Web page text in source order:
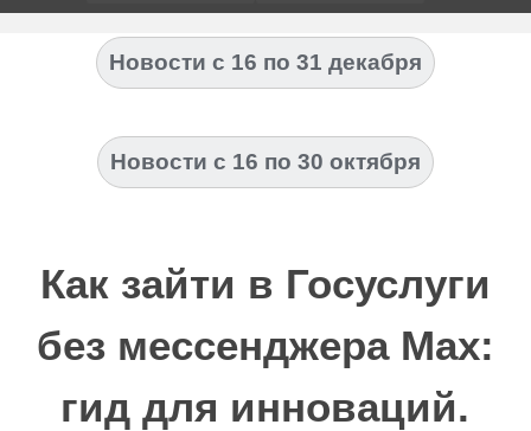
Новости с 16 по 31 декабря
Новости с 16 по 30 октября
Как зайти в Госуслуги
без мессенджера Max:
гид для инноваций.